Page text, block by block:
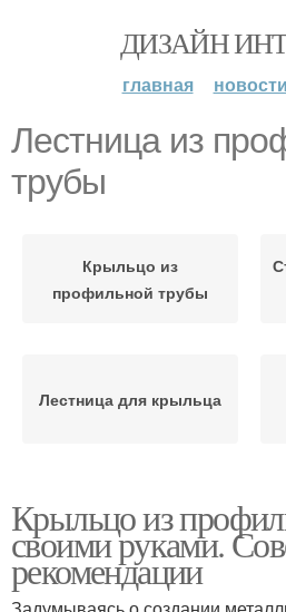
ДИЗАЙН
главная новости
Лестница из
трубы
Крыльцо из
профильной трубы
Лестница для крыльца
трубы
Крыльцо из
своими руками.
рекомендации